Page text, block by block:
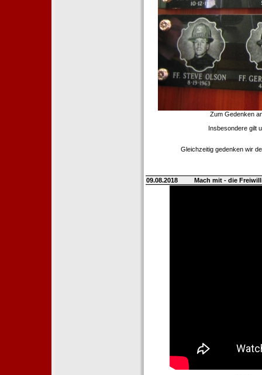
Zum Gedenken
Insbesondere gilt
Gleichzeitig gedenken wir
09.08.2018 Mach mit - die